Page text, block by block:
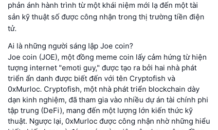
phản ánh hành trình từ một khái niệm mới lạ đến một tài
sản kỹ thuật số được công nhận trong thị trường tiền điện
tử.
Ai là những người sáng lập Joe coin?
Joe coin (JOE), một đồng meme coin lấy cảm hứng từ hiện
tượng internet "emoti guy," được tạo ra bởi hai nhà phát
triển ẩn danh được biết đến với tên Cryptofish và
0xMurloc. Cryptofish, một nhà phát triển blockchain dày
dạn kinh nghiệm, đã tham gia vào nhiều dự án tài chính phi
tập trung (DeFi), mang đến một lượng lớn kiến thức kỹ
thuật. Ngược lại, 0xMurloc được công nhận nhờ những hiểu